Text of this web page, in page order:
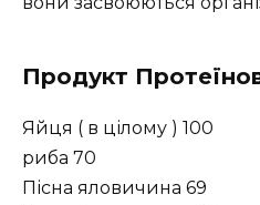
Продукт
Яйця ( в цілому ) 100
риба 70
Пісна яловичина 69